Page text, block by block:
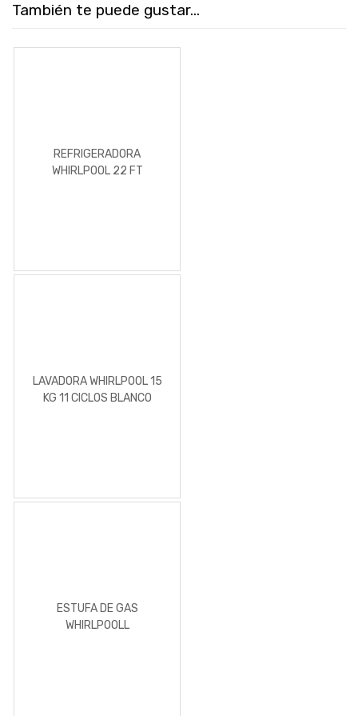
También te puede gustar...
REFRIGERADORA
WHIRLPOOL 22 FT
LAVADORA WHIRLPOOL 15
KG 11 CICLOS BLANCO
ESTUFA DE GAS
WHIRLPOOLL